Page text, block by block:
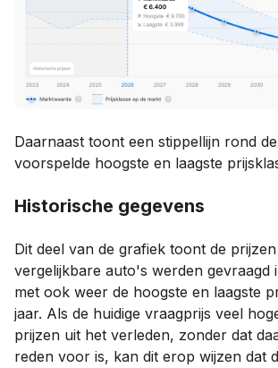
Daarnaast toont een stippellijn rond
voorspelde hoogste en laagste
Historische gegevens
Dit deel van de grafiek toont de
vergelijkbare auto's werden gevraagd
met ook weer de hoogste en laagste
jaar. Als de huidige vraagprijs veel
prijzen uit het verleden, zonder dat
reden voor is, kan dit erop wijzen dat